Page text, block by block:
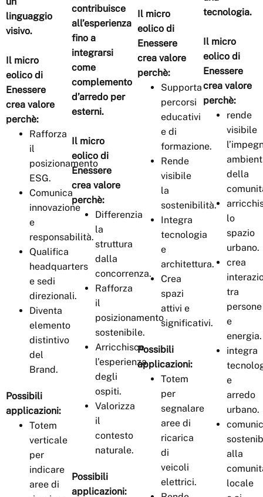
linguaggio
visivo.
Il micro
eolico di
Enessere
crea valore
perchè:
Rafforza
il
posizionamento
ESG.
Comunica
innovazione
e
responsabilità.
Qualifica
headquarters
e sedi
direzionali.
Diventa
elemento
distintivo
del
Brand.
Possibili
applicazioni:
Totem
verticale
per
indicare
aree di
contribuisce
all’esperienza
fino a
integrarsi
come
complemento
d’arredo per
esterni.
Il micro
eolico di
Enessere
crea valore
perchè:
Differenzia
la
struttura
dalla
concorrenza.
Rafforza
il
posizionamento
sostenibile.
Arricchisce
l’esperienza
degli
ospiti.
Valorizza
il
contesto
naturale.
Possibili
applicazioni:
Il micro
eolico di
Enessere
crea valore
perchè:
Supporta
percorsi
educativi
e di
formazione.
Rende
visibile
la
sostenibilità.
Integra
tecnologia
e
architettura.
Crea
spazi
attivi e
significativi.
Possibili
applicazioni:
Totem
per
segnalare
aree di
ricarica
di
veicoli
elettrici.
tecnologia.
Il micro
eolico di
Enessere
crea valore
perchè:
rende
visibile
della
lo
spazio
urbano.
crea
tra
persone
e
energia.
integra
e
arredo
urbano.
alla
locale